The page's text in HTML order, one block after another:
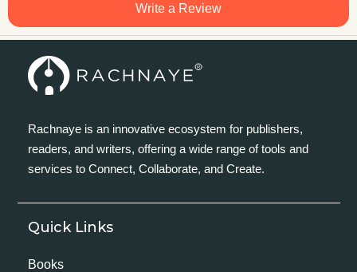
Write a Review
Rachnaye is an innovative ecosystem for publishers,
readers, and writers, offering a wide range of tools and
services to Connect, Collaborate, and Create.
Quick Links
Books